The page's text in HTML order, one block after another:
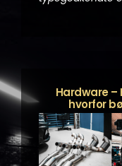
Hardware –
hvorfor